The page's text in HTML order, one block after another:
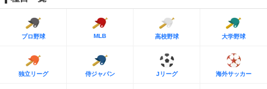
プロ野球 MLB 高校野球 大学野球
独立リーグ 侍ジャパン Jリーグ 海外サッカー